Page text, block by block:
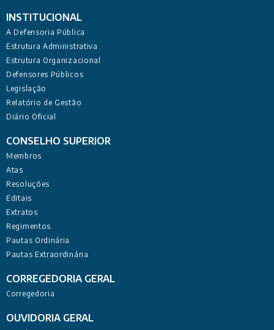
INSTITUCIONAL
A Defensoria Pública
Estrutura Administrativa
Estrutura Organizacional
Defensores Públicos
Legislação
Relatório de Gestão
Diário Oficial
CONSELHO SUPERIOR
Membros
Atas
Resoluções
Editais
Extratos
Regimentos
Pautas Ordinária
Pautas Extraordinária
CORREGEDORIA GERAL
Corregedoria
OUVIDORIA GERAL